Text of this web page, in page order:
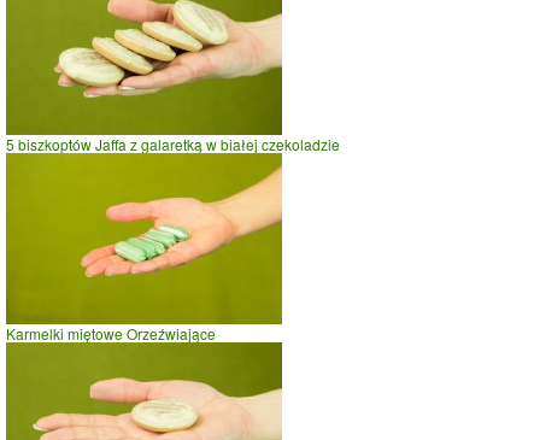
5 biszkoptów Jaffa z galaretką w białej czekoladzie
Karmelki miętowe Orzeźwiające